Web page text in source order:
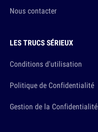
Nous contacter
LES TRUCS SÉRIEUX
Conditions d'utilisation
Politique de Confidentialité
Gestion de la Confidentialité